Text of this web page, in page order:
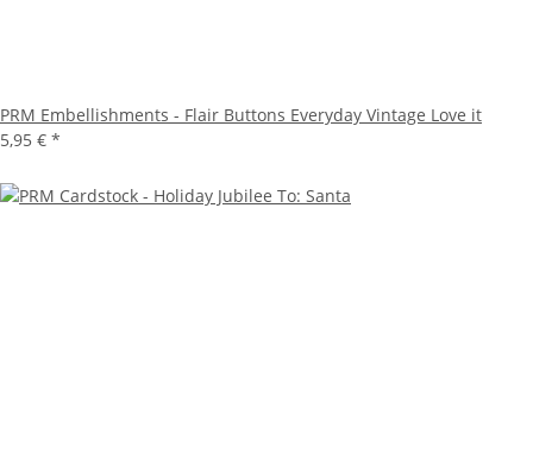
PRM Embellishments - Flair Buttons Everyday Vintage Love it
5,95 € *